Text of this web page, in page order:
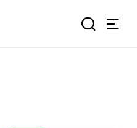
통합검색